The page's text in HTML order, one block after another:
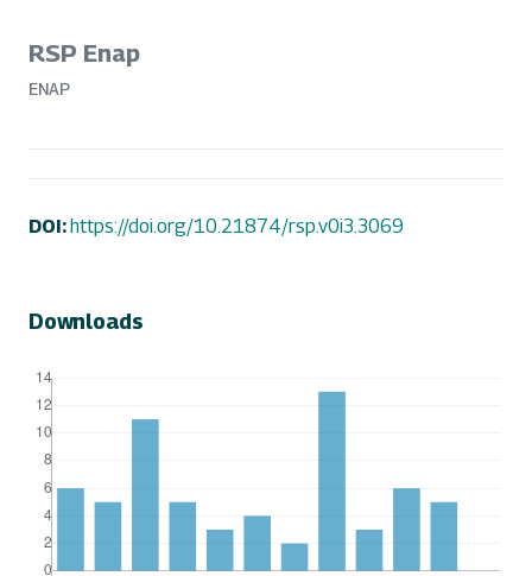
RSP Enap
ENAP
DOI:https://doi.org/10.21874/rsp.v0i3.3069
Downloads